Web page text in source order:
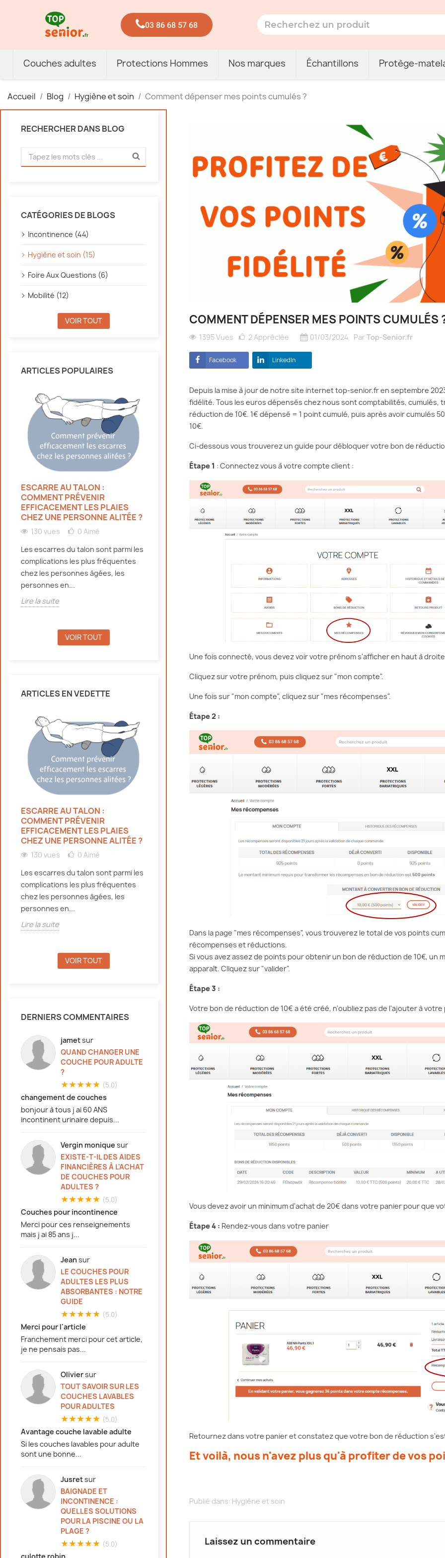
03 86 68 57 68
Couches adultes Protections Hommes Nos marques Échantillons Protège-
Accueil Blog Hygiène et soin Comment dépenser mes points cumulés ?
RECHERCHER DANS BLOG
CATÉGORIES DE BLOGS
Incontinence (44)
Hygiène et soin (15)
Foire Aux Questions (6)
Mobilité (12)
VOIR TOUT
ARTICLES POPULAIRES
ESCARRE AU TALON :
COMMENT PRÉVENIR
EFFICACEMENT LES PLAIES
CHEZ UNE PERSONNE ALITÉE ?
130 vues 0 Aimé
Les escarres du talon sont parmi les
complications les plus fréquentes
chez les personnes âgées, les
personnes en...
Lire la suite
HYDRATATION DES
PERSONNES ÂGÉES EN
CANICULE : NOS CONSEILS
131 vues
Découvrez pourquoi les seniors
canicule, même en cas
d'incontinence, et comment...
RÉÉDUCATION DU PÉRINÉE :
POURQUOI, QUAND ET
COMMENT LA RÉALISER ?
126 vues 1
Vous souffrez d’incontinence
urinaire ou d’une descente
d’organes ? Ces troubles peuvent
parfois être liés à...
Lire la suite
VOIR TOUT
ARTICLES EN VEDETTE
ESCARRE AU TALON :
COMMENT PRÉVENIR
EFFICACEMENT LES PLAIES
CHEZ UNE PERSONNE ALITÉE ?
130 vues 0 Aimé
Les escarres du talon sont parmi les
complications les plus fréquentes
chez les personnes âgées, les
personnes en...
Lire la suite
HYDRATATION DES
doivent bien s'hydrater pendant la
COMMENT LA RÉALISER ?
126 vues 1Aimé
Vous souffrez d’incontinence
urinaire ou d’une descente
d’organes ? Ces troubles peuvent
parfois être liés à...
VOIR TOUT
DERNIERS COMMENTAIRES
jametsur
QUAND CHANGER UNE
COUCHE POUR ADULTE
?
★★★★★ (5.0)
changement de couches
bonjour à tous j ai 60 ANS
incontinent urinaire depuis...
Vergin monique sur
EXISTE-T-IL DES AIDES
FINANCIÈRES À L'ACHAT
DE COUCHES POUR
ADULTES ?
★★★★★ (5.0)
Couches pour incontinence
Merci pour ces renseignements
mais j ai 85 ans j...
Jean sur
LE COUCHES POUR
ADULTES LES PLUS
ABSORBANTES : NOTRE
GUIDE
★★★★★ (5.0)
Merci pour l'article
Franchement merci pour cet article,
je ne pensais pas...
Oliviersur
TOUT SAVOIR SUR LES
COUCHES LAVABLES
POUR ADULTES
★★★★★ (5.0)
Avantage couche lavable adulte
Si les couches lavables pour adulte
sont une bonne...
Jusretsur
BAIGNADE ET
INCONTINENCE :
QUELLES SOLUTIONS
POUR LA PISCINE OU LA
PLAGE ?
★★★★★ (5.0)
COMMENT DÉPENSER MES POINTS CUMULÉS
1395 Vues 2 Appréciée 01/03/2024 ParTop-Senior.fr
Facebook LinkedIn
Depuis la mise à jour de notre site internet top-senior.fr en septembre
fidélité. Tous les euros dépensés chez nous sont comptabilités,
réduction de 10€. 1€ dépensé = 1 point cumulé, puis après avoir cumulés
10€.
Ci-dessous vous trouverez un guide pour débloquer votre bon de
Étape 1 : Connectez vous à votre compte client :
Une fois connecté, vous devez voir votre prénom s'afficher en haut à
Cliquez sur votre prénom, puis cliquez sur "mon compte".
Une fois sur "mon compte", cliquez sur "mes récompenses".
Étape 2 :
Dans la page "mes récompenses", vous trouverez le total de vos points
récompenses et réductions.
Si vous avez assez de points pour obtenir un bon de réduction de 10€, un
apparaît. Cliquez sur "valider".
Étape 3 :
Votre bon de réduction de 10€ a été créé, n'oubliez pas de l'ajouter à
Vous devez avoir un minimum d'achat de 20€ dans votre panier pour que
Étape 4 : Rendez-vous dans votre panier
Retournez dans votre panier et constatez que votre bon de réduction
Et voilà, nous n'avez plus qu'à profiter de vos
Publié dans: Hygiène et soin
Laissez un commentaire